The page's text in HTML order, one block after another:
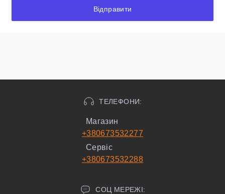
Відправити
ТЕЛЕФОНИ:
Магазин
+380673532277
Сервіс
+380673532288
СОЦ МЕРЕЖІ: